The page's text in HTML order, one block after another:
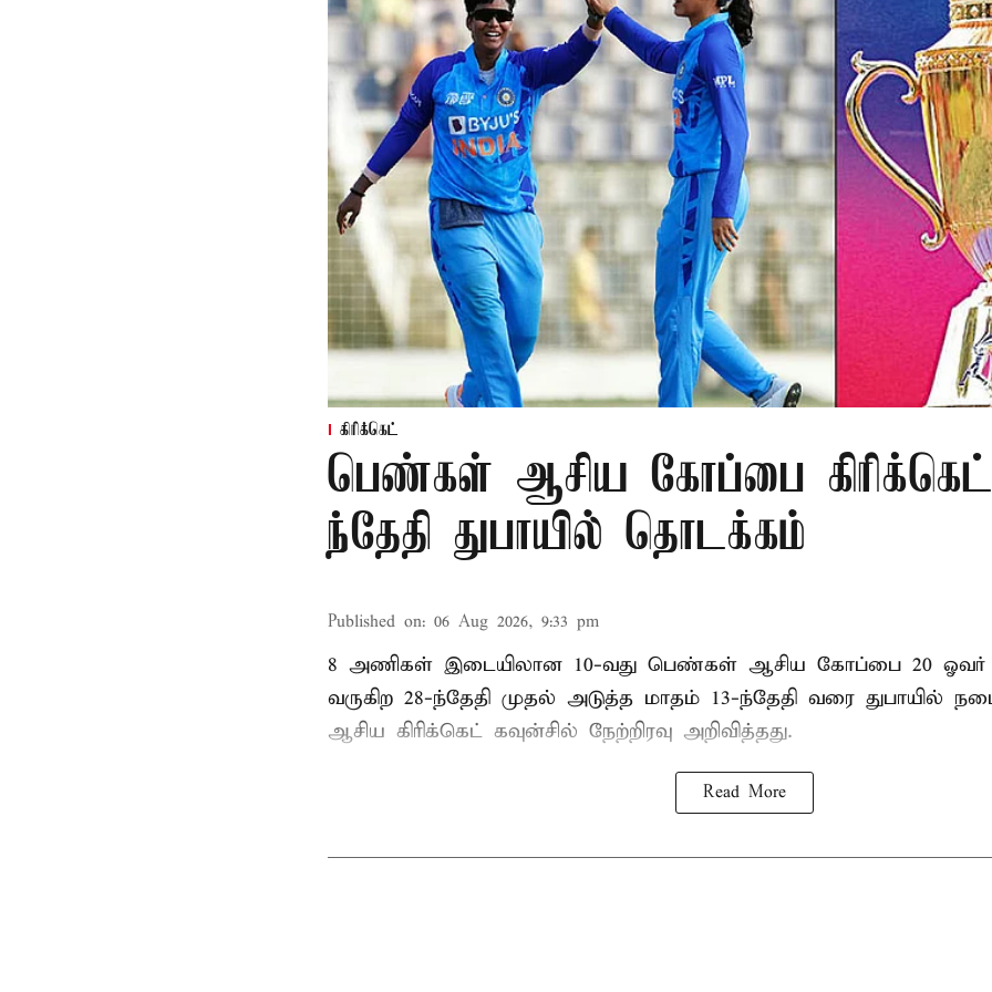
கிரிக்கெட்
பெண்கள் ஆசிய கோப்பை
ந்தேதி துபாயில் தொடக்கம்
Published on: 06 Aug 2026, 9:33 pm
8 அணிகள் இடையிலான 10-வது பெண்கள் ஆசிய கோப்பை 20 ஓவர்
வருகிற 28-ந்தேதி முதல் அடுத்த மாதம் 13-ந்தேதி வரை துபாயில்
ஆசிய கிரிக்கெட் கவுன்சில் நேற்றிரவு அறிவித்தது.
Read More